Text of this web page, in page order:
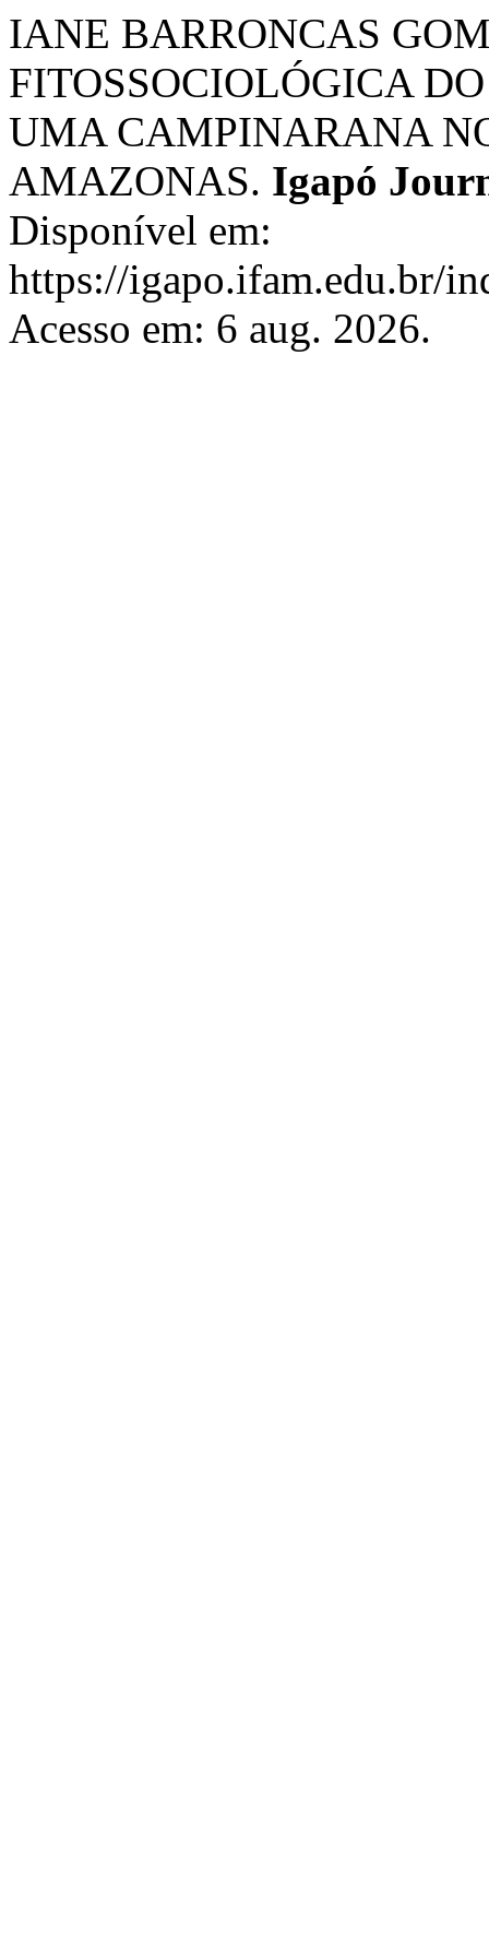
IANE BARRONCAS
FITOSSOCIOLÓGICA
UMA CAMPINARANA
AMAZONAS. Igapó
Disponível em:
https://igapo.ifam.edu.br/
Acesso em: 6 aug. 2026.